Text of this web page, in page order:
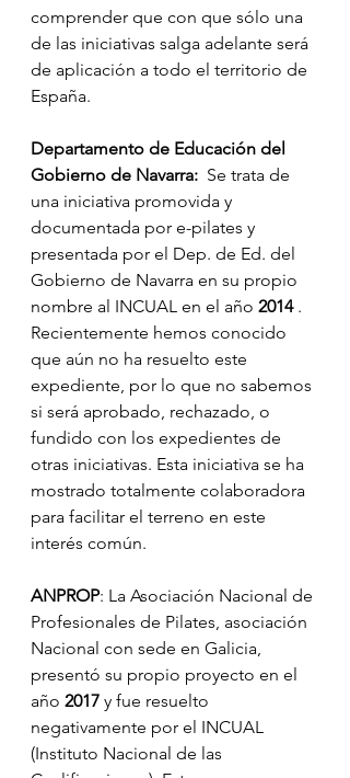
comprender que con que sólo una
de las iniciativas salga adelante será
de aplicación a todo el territorio de
España.
Departamento de Educación del
Gobierno de Navarra: Se trata de
una iniciativa promovida y
documentada por e-pilates y
presentada por el Dep. de Ed. del
Gobierno de Navarra en su propio
nombre al INCUAL en el año 2014 .
Recientemente hemos conocido
que aún no ha resuelto este
expediente, por lo que no sabemos
si será aprobado, rechazado, o
fundido con los expedientes de
otras iniciativas. Esta iniciativa se ha
mostrado totalmente colaboradora
para facilitar el terreno en este
interés común.
ANPROP: La Asociación Nacional de
Profesionales de Pilates, asociación
Nacional con sede en Galicia,
presentó su propio proyecto en el
año 2017 y fue resuelto
negativamente por el INCUAL
(Instituto Nacional de las